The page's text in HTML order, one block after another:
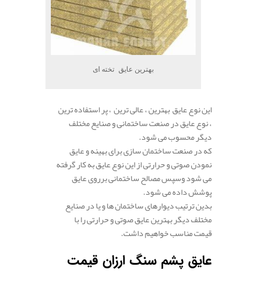
بهترین عایق تخته ای
این نوع عایق بهترین ، عالی ترین ، پر استفاده ترین
، نوع عایق در صنعت ساختمانی و صنایع مختلف
دیگر محسوب می شود.
که در صنعت ساختمان سازی برای بهینه و عایق
نمودن صوتی و حرارتی از این نوع عایق به کار گرفته
می شود وسپس مصالح ساختمانی برروی عایق
پوشش داده می شود.
بدین ترتیب دیوارهای ساختمان ها و یا در صنایع
مختلف دیگر بهترین عایق صوتی و حرارتی را با
قیمت مناسب خواهیم داشت.
عایق پشم سنگ ارزان قیمت